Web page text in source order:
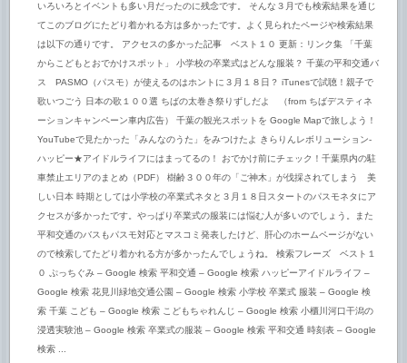
いろいろとイベントも多い月だったのに残念です。 そんな３月でも検索結果を通じ
てこのブログにたどり着かれる方は多かったです。よく見られたページや検索結果
は以下の通りです。 アクセスの多かった記事 ベスト１０ 更新：リンク集 「千葉
からこどもとおでかけスポット」 小学校の卒業式はどんな服装？ 千葉の平和交通バ
ス PASMO（パスモ）が使えるのはホントに３月１８日？ iTunesで試聴！親子で
歌いつごう 日本の歌１００選 ちばの太巻き祭りずしだよ （from ちばデスティネ
ーションキャンペーン車内広告） 千葉の観光スポットを Google Mapで旅しよう！
YouTubeで見たかった「みんなのうた」をみつけたよ きらりんレボリューション-
ハッピー★アイドルライフにはまってるの！ おでかけ前にチェック！千葉県内の駐
車禁止エリアのまとめ（PDF） 樹齢３００年の「ご神木」が伐採されてしまう 美
しい日本 時期としては小学校の卒業式ネタと３月１８日スタートのパスモネタにア
クセスが多かったです。やっぱり卒業式の服装には悩む人が多いのでしょう。また
平和交通のバスもパスモ対応とマスコミ発表したけど、肝心のホームページがない
ので検索してたどり着かれる方が多かったんでしょうね。 検索フレーズ ベスト１
０ ぷっちぐみ – Google 検索 平和交通 – Google 検索 ハッピーアイドルライフ –
Google 検索 花見川緑地交通公園 – Google 検索 小学校 卒業式 服装 – Google 検
索 千葉 こども – Google 検索 こどもちゃれんじ – Google 検索 小櫃川河口干潟の
浸透実験池 – Google 検索 卒業式の服装 – Google 検索 平和交通 時刻表 – Google
検索 ...